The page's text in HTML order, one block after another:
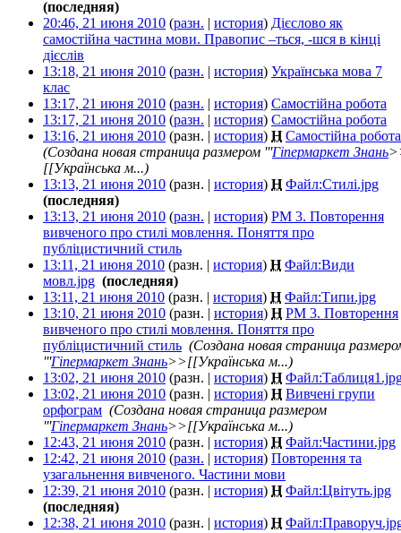
(последняя)
20:46, 21 июня 2010 (разн. | история) Дієслово як
самостійна частина мови. Правопис –ться, -шся в кінці
дієслів
13:18, 21 июня 2010 (разн. | история) Українська мова 7
клас
13:17, 21 июня 2010 (разн. | история) Самостійна робота
13:17, 21 июня 2010 (разн. | история) Самостійна робота
13:16, 21 июня 2010 (разн. | история) Н Самостійна робота
(Создана новая страница размером '''Гіпермаркет Знань
[[Українська м...)
13:13, 21 июня 2010 (разн. | история) Н Файл:Стилі.jpg
(последняя)
13:13, 21 июня 2010 (разн. | история) РМ 3. Повторення
вивченого про стилі мовлення. Поняття про
публіцистичний стиль
13:11, 21 июня 2010 (разн. | история) Н Файл:Види
мовл.jpg (последняя)
13:11, 21 июня 2010 (разн. | история) Н Файл:Типи.jpg
13:10, 21 июня 2010 (разн. | история) Н РМ 3. Повторення
вивченого про стилі мовлення. Поняття про
публіцистичний стиль (Создана новая страница
'''Гіпермаркет Знань>>[[Українська м...)
13:02, 21 июня 2010 (разн. | история) Н
13:02, 21 июня 2010 (разн. | история) Н Вивчені групи
орфограм (Создана новая страница размером
'''Гіпермаркет Знань>>[[Українська м...)
12:43, 21 июня 2010 (разн. | история) Н Файл:Частини.jpg
12:42, 21 июня 2010 (разн. | история) Повторення та
узагальнення вивченого. Частини мови
12:39, 21 июня 2010 (разн. | история) Н Файл:Цвітуть.jpg
(последняя)
12:38, 21 июня 2010 (разн. | история) Н